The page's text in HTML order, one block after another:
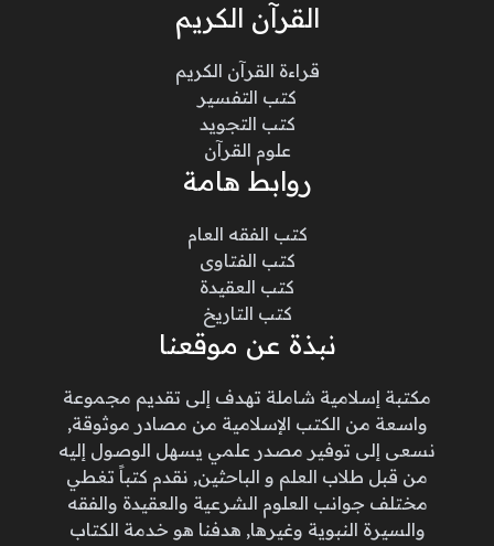
القرآن الكريم
قراءة القرآن الكريم
كتب التفسير
كتب التجويد
علوم القرآن
روابط هامة
كتب الفقه العام
كتب الفتاوى
كتب العقيدة
كتب التاريخ
نبذة عن موقعنا
مكتبة إسلامية شاملة تهدف إلى تقديم مجموعة
واسعة من الكتب الإسلامية من مصادر موثوقة,
نسعى إلى توفير مصدر علمي يسهل الوصول إليه
من قبل طلاب العلم و الباحثين, نقدم كتباً تغطي
مختلف جوانب العلوم الشرعية والعقيدة والفقه
والسيرة النبوية وغيرها, هدفنا هو خدمة الكتاب